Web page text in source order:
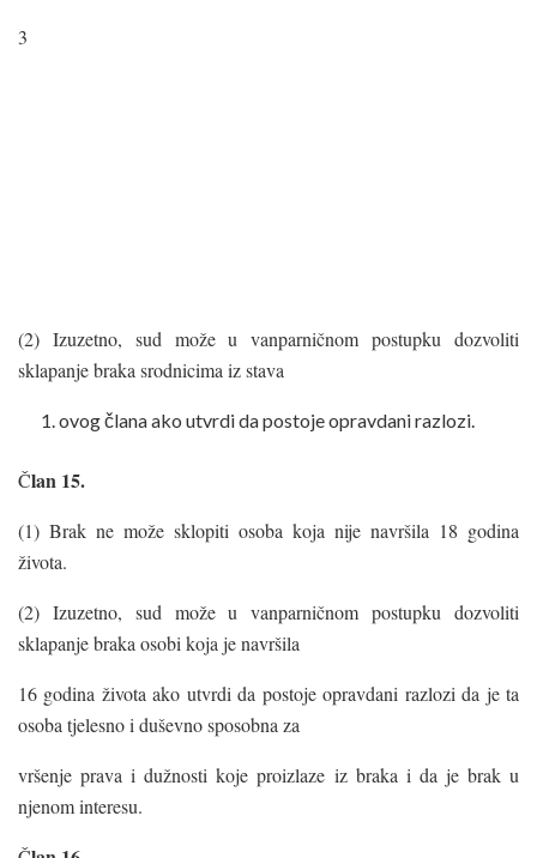
3
(2) Izuzetno, sud može u vanparničnom postupku dozvoliti
sklapanje braka srodnicima iz stava
ovog člana ako utvrdi da postoje opravdani razlozi.
Član 15.
(1) Brak ne može sklopiti osoba koja nije navršila 18 godina
života.
(2) Izuzetno, sud može u vanparničnom postupku dozvoliti
sklapanje braka osobi koja je navršila
16 godina života ako utvrdi da postoje opravdani razlozi da je ta
osoba tjelesno i duševno sposobna za
vršenje prava i dužnosti koje proizlaze iz braka i da je brak u
njenom interesu.